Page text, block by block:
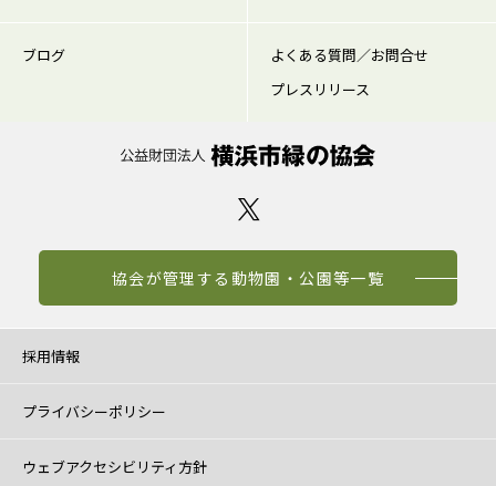
ブログ
よくある質問／お問合せ
プレスリリース
協会が管理する動物園・公園等一覧
採用情報
プライバシーポリシー
ウェブアクセシビリティ方針